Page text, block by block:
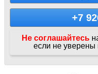
+7
Не соглашайтесь
если не уверены